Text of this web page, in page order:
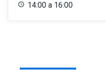
14:00 a 16:00